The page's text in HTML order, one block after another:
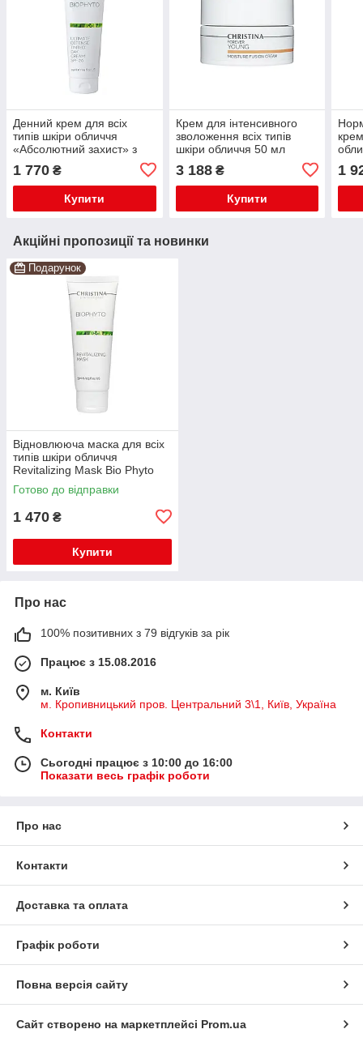
Денний крем для всіх
типів шкіри обличчя
«Абсолютний захист» з
SPF 20 с тоном Bio Phyto
TM Christina
1 770 ₴
Купити
Крем для інтенсивного
зволоження всіх типів
шкіри обличчя 50 мл
Christina
3 188₴
Купити
1
Акційні пропозиції та новинки
Подарунок
Відновлююча маска для всіх
типів шкіри обличчя
Revitalizing Mask Bio Phyto
TM Christina
Готово до відправки
1 470 ₴
Купити
Про нас
100% позитивних з 79 відгуків за рік
Працює з 15.08.2016
м. Київ
м. Кропивницький пров. Центральний 3\1, Київ, Україна
Контакти
Сьогодні працює з 10:00 до 16:00
Показати весь графік роботи
Про нас
Контакти
Доставка та оплата
Графік роботи
Повна версія сайту
Сайт створено на маркетплейсі Prom.ua